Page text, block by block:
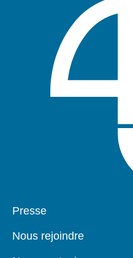
Pied
Presse
Nous rejoindre